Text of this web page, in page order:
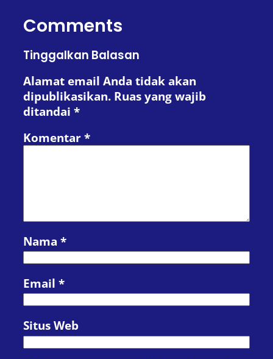
Comments
Tinggalkan Balasan
Alamat email Anda tidak akan
dipublikasikan. Ruas yang wajib
ditandai *
Komentar *
Nama *
Email *
Situs Web